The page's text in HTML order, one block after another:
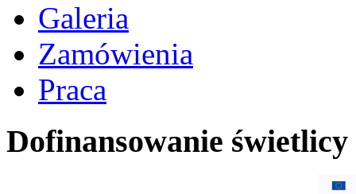
Galeria
Zamówienia
Praca
Dofinansowanie świetlicy